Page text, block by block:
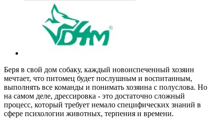
Беря в свой дом собаку, каждый новоиспеченный хозяин
мечтает, что питомец будет послушным и воспитанным,
выполнять все команды и понимать хозяина с полуслова. Но
на самом деле, дрессировка - это достаточно сложный
процесс, который требует немало специфических знаний в
сфере психологии животных, терпения и времени.